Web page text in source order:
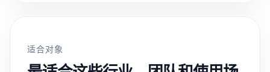
适合对象